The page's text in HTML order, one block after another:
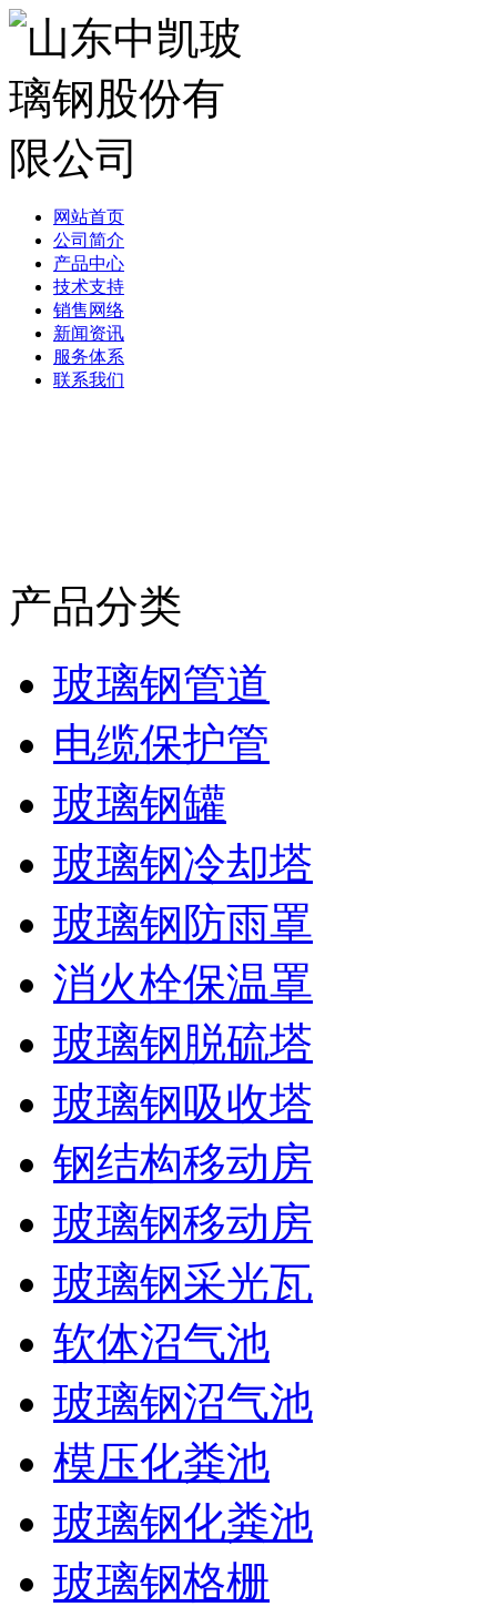
网站首页
公司简介
产品中心
技术支持
销售网络
新闻资讯
服务体系
联系我们
产品分类
玻璃钢管道
电缆保护管
玻璃钢罐
玻璃钢冷却塔
玻璃钢防雨罩
消火栓保温罩
玻璃钢脱硫塔
玻璃钢吸收塔
钢结构移动房
玻璃钢移动房
玻璃钢采光瓦
软体沼气池
玻璃钢沼气池
模压化粪池
玻璃钢化粪池
玻璃钢格栅